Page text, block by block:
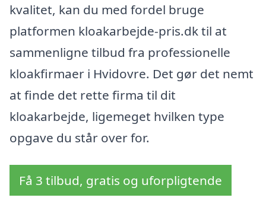
kvalitet, kan du med fordel bruge
platformen kloakarbejde-pris.dk til at
sammenligne tilbud fra professionelle
kloakfirmaer i Hvidovre. Det gør det nemt
at finde det rette firma til dit
kloakarbejde, ligemeget hvilken type
opgave du står over for.
Få 3 tilbud, gratis og uforpligtende